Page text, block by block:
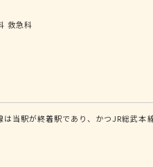
救急科
当駅が終着駅であり、かつJR総武